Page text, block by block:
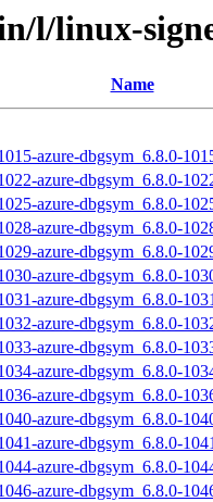
l/linux-
Name
azure-dbgsym_6.8.0-
azure-dbgsym_6.8.0-
azure-dbgsym_6.8.0-
azure-dbgsym_6.8.0-
azure-dbgsym_6.8.0-
azure-dbgsym_6.8.0-
azure-dbgsym_6.8.0-
azure-dbgsym_6.8.0-
azure-dbgsym_6.8.0-
azure-dbgsym_6.8.0-
azure-dbgsym_6.8.0-
azure-dbgsym_6.8.0-
azure-dbgsym_6.8.0-
azure-dbgsym_6.8.0-
azure-dbgsym_6.8.0-